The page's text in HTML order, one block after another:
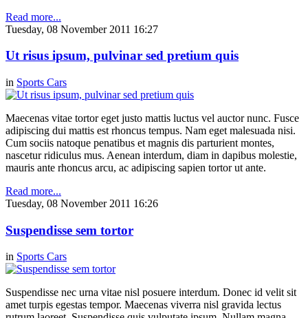
Read more...
Tuesday, 08 November 2011 16:27
Ut risus ipsum, pulvinar sed pretium quis
in Sports Cars
Maecenas vitae tortor eget justo mattis luctus vel auctor nunc. Fusce
adipiscing dui mattis est rhoncus tempus. Nam eget malesuada nisi.
Cum sociis natoque penatibus et magnis dis parturient montes,
nascetur ridiculus mus. Aenean interdum, diam in dapibus molestie,
mauris ante rhoncus arcu, ac adipiscing sapien tortor ut ante.
Read more...
Tuesday, 08 November 2011 16:26
Suspendisse sem tortor
in Sports Cars
Suspendisse nec urna vitae nisl posuere interdum. Donec id velit sit
amet turpis egestas tempor. Maecenas viverra nisl gravida lectus